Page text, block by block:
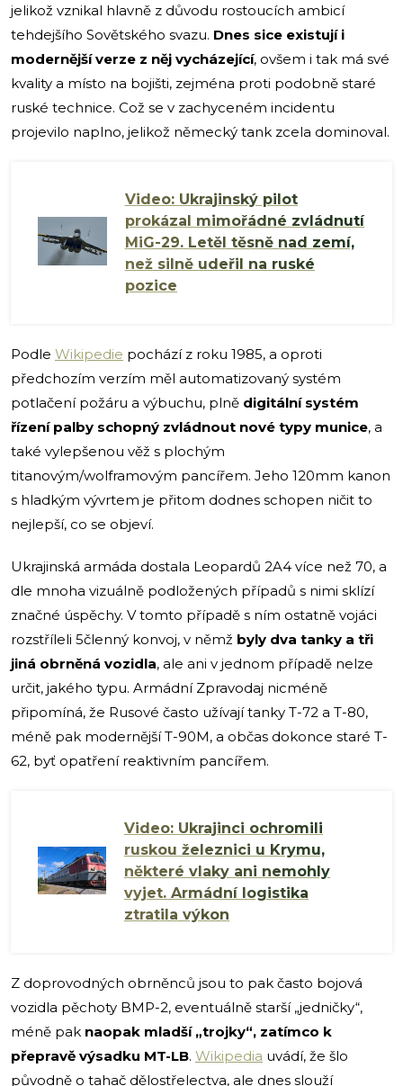
jelikož vznikal hlavně z důvodu rostoucích ambicí
tehdejšího Sovětského svazu. Dnes sice existují i
modernější verze z něj vycházející, ovšem i tak má své
kvality a místo na bojišti, zejména proti podobně staré
ruské technice. Což se v zachyceném incidentu
projevilo naplno, jelikož německý tank zcela dominoval.
Video: Ukrajinský pilot
prokázal mimořádné zvládnutí
MiG-29. Letěl těsně nad zemí,
než silně udeřil na ruské
pozice
Podle Wikipedie pochází z roku 1985, a oproti
předchozím verzím měl automatizovaný systém
potlačení požáru a výbuchu, plně digitální systém
řízení palby schopný zvládnout nové typy munice, a
také vylepšenou věž s plochým
titanovým/wolframovým pancířem. Jeho 120mm kanon
s hladkým vývrtem je přitom dodnes schopen ničit to
nejlepší, co se objeví.
Ukrajinská armáda dostala Leopardů 2A4 více než 70, a
dle mnoha vizuálně podložených případů s nimi sklízí
značné úspěchy. V tomto případě s ním ostatně vojáci
rozstříleli 5členný konvoj, v němž byly dva tanky a tři
jiná obrněná vozidla, ale ani v jednom případě nelze
určit, jakého typu. Armádní Zpravodaj nicméně
připomíná, že Rusové často užívají tanky T-72 a T-80,
méně pak modernější T-90M, a občas dokonce staré T-
62, byť opatření reaktivním pancířem.
Video: Ukrajinci ochromili
ruskou železnici u Krymu,
některé vlaky ani nemohly
vyjet. Armádní logistika
ztratila výkon
Z doprovodných obrněnců jsou to pak často bojová
vozidla pěchoty BMP-2, eventuálně starší „jedničky“,
méně pak naopak mladší „trojky“, zatímco k
přepravě výsadku MT-LB. Wikipedia uvádí, že šlo
původně o tahač dělostřelectva, ale dnes slouží